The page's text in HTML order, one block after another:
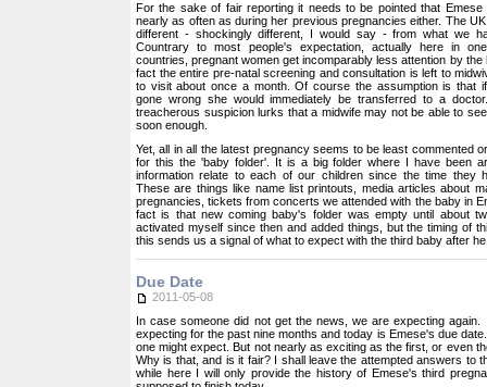
For the sake of fair reporting it needs to be pointed that
nearly as often as during her previous pregnancies either. The
different - shockingly different, I would say - from what we
Countrary to most people's expectation, actually here in
countries, pregnant women get incomparably less attention by
fact the entire pre-natal screening and consultation is left to
to visit about once a month. Of course the assumption is that
gone wrong she would immediately be transferred to a
treacherous suspicion lurks that a midwife may not be able to
soon enough.
Yet, all in all the latest pregnancy seems to be least commented
for this the 'baby folder'. It is a big folder where I have been
information relate to each of our children since the time they
These are things like name list printouts, media articles about
pregnancies, tickets from concerts we attended with the baby in
fact is that new coming baby's folder was empty until about
activated myself since then and added things, but the timing of
this sends us a signal of what to expect with the third baby after
Due Date
2011-05-08
In case someone did not get the news, we are expecting
expecting for the past nine months and today is Emese's due
one might expect. But not nearly as exciting as the first, or even
Why is that, and is it fair? I shall leave the attempted answers to
while here I will only provide the history of Emese's third